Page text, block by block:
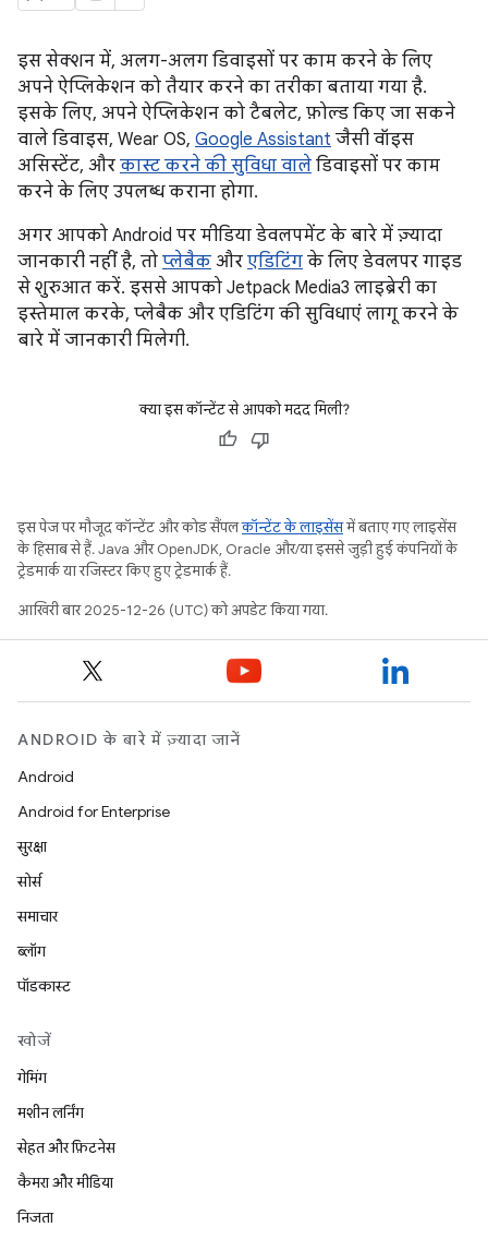
इस सेक्शन में, अलग-अलग डिवाइसों पर काम करने के लिए
अपने ऐप्लिकेशन को तैयार करने का तरीका बताया गया है.
इसके लिए, अपने ऐप्लिकेशन को टैबलेट, फ़ोल्ड किए जा सकने
वाले डिवाइस, Wear OS, Google Assistant जैसी वॉइस
असिस्टेंट, और कास्ट करने की सुविधा वाले डिवाइसों पर काम
करने के लिए उपलब्ध कराना होगा.
अगर आपको Android पर मीडिया डेवलपमेंट के बारे में ज़्यादा
जानकारी नहीं है, तो प्लेबैक और एडिटिंग के लिए डेवलपर गाइड
से शुरुआत करें. इससे आपको Jetpack Media3 लाइब्रेरी का
इस्तेमाल करके, प्लेबैक और एडिटिंग की सुविधाएं लागू करने के
बारे में जानकारी मिलेगी.
क्या इस कॉन्टेंट से आपको मदद मिली?
इस पेज पर मौजूद कॉन्टेंट और कोड सैंपलकॉन्टेंट के लाइसेंसमें बताए गए लाइसेंस
के हिसाब से हैं. Java और OpenJDK, Oracle और/या इससे जुड़ी हुई कंपनियों के
ट्रेडमार्क या रजिस्टर किए हुए ट्रेडमार्क हैं.
आखिरी बार 2025-12-26 (UTC) को अपडेट किया गया.
ANDROID के बारे में ज़्यादा जानें
Android
Android for Enterprise
सुरक्षा
सोर्स
समाचार
ब्लॉग
पॉडकास्ट
खोजें
गेमिंग
मशीन लर्निंग
सेहत और फ़िटनेस
कैमरा और मीडिया
निजता